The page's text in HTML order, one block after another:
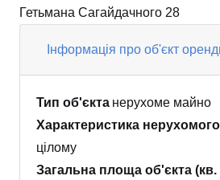
Гетьмана Сагайдачного 28
Інформація про об'єкт
Тип об'єкта нерухоме майно
Характеристика
цілому
Загальна площа об'єкта